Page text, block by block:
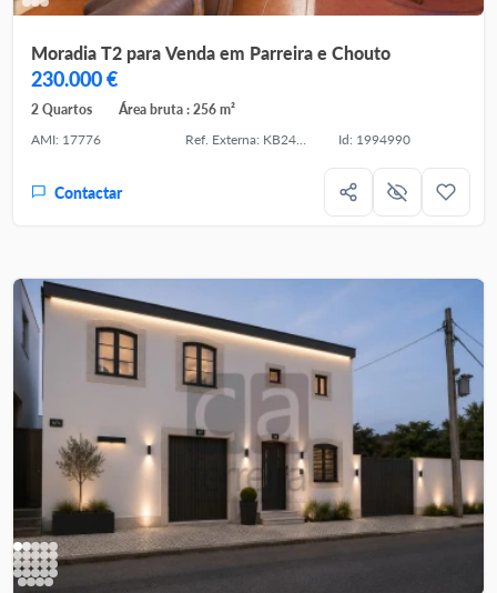
Moradia T2 para Venda em Parreira e Chouto
230.000 €
2 Quartos
Área bruta : 256 m²
AMI: 17776
Ref. Externa: KB243/24 Id: 1994990
Contactar